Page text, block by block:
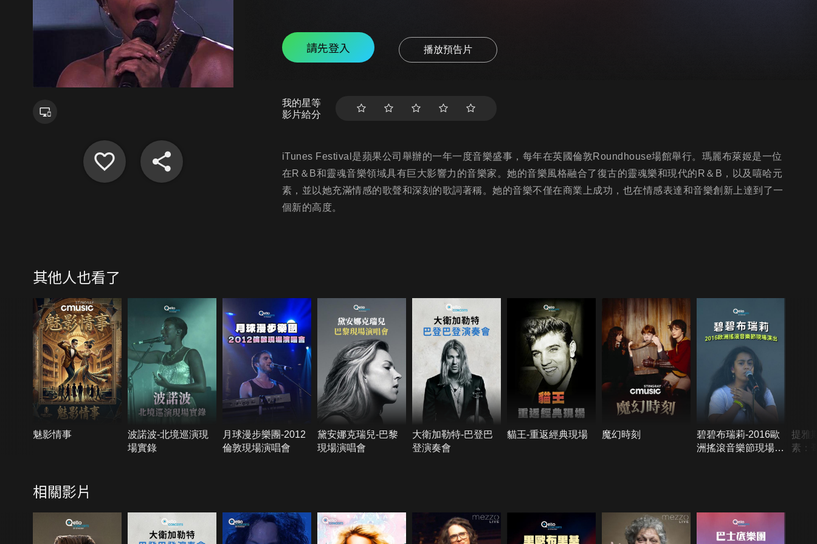
請先登入 播放預告片
我的星等
影片給分
iTunes Festival是蘋果公司舉辦的一年一度音樂盛事，每年在英國倫敦Roundhouse場館舉行。瑪麗布萊姬是一位
在R＆B和靈魂音樂領域具有巨大影響力的音樂家。她的音樂風格融合了復古的靈魂樂和現代的R＆B，以及嘻哈元
素，並以她充滿情感的歌聲和深刻的歌詞著稱。她的音樂不僅在商業上成功，也在情感表達和音樂創新上達到了一
個新的高度。
其他人也看了
魅影情事
波諾波-北境巡演現
場實錄
月球漫步樂團-2012
倫敦現場演唱會
黛安娜克瑞兒-巴黎
現場演唱會
大衛加勒特-巴登巴
登演奏會
貓王-重返經典現場 魔幻時刻
碧碧布瑞莉-2016歐
洲搖滾音樂節現場演
提雅
素：
相關影片